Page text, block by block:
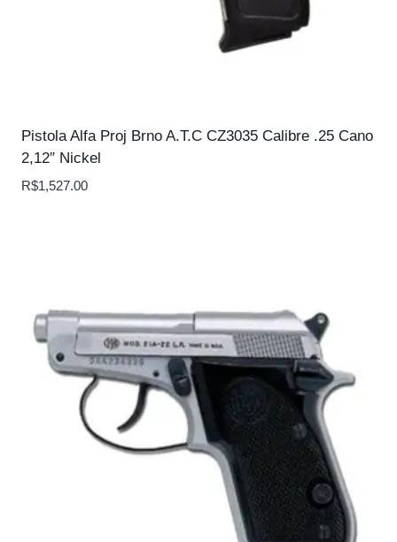
Pistola Alfa Proj Brno A.T.C CZ3035 Calibre .25 Cano
2,12″ Nickel
R$1,527.00